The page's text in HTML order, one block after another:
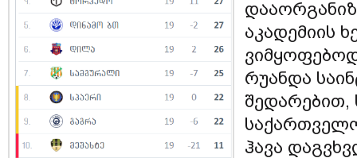
აკადემიის
რუანდა
შედარებით,
ჰავა